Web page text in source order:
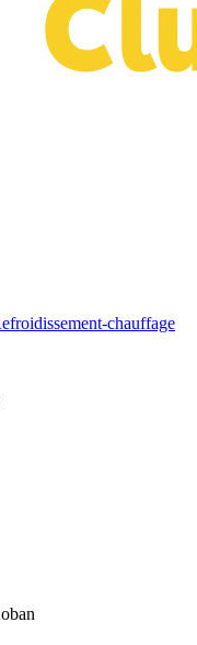
chauffage